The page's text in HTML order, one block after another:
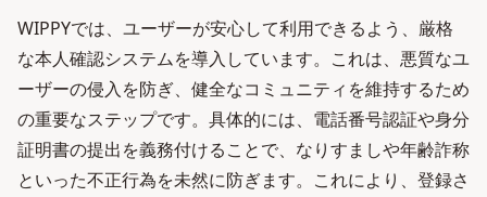
WIPPYでは、ユーザーが安心して利用できるよう、厳格
な本人確認システムを導入しています。これは、悪質なユ
ーザーの侵入を防ぎ、健全なコミュニティを維持するため
の重要なステップです。具体的には、電話番号認証や身分
証明書の提出を義務付けることで、なりすましや年齢詐称
といった不正行為を未然に防ぎます。これにより、登録さ